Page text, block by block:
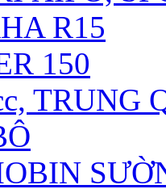
R15
150
TRUNG